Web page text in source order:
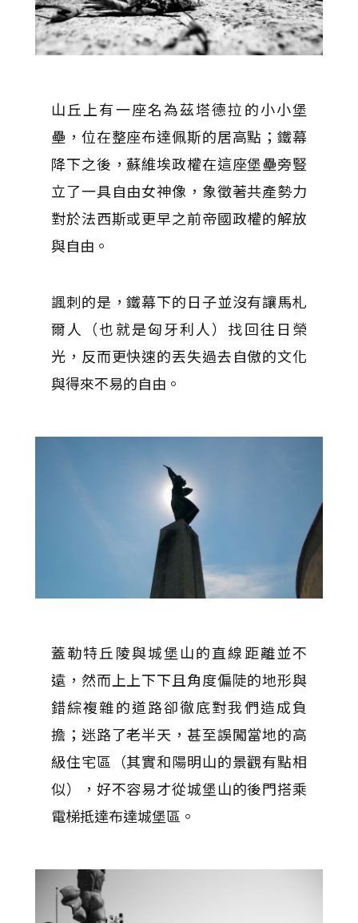
山丘上有一座名為茲塔德拉的小小堡
壘，位在整座布達佩斯的居高點；鐵幕
降下之後，蘇維埃政權在這座堡壘旁豎
立了一具自由女神像，象徵著共產勢力
對於法西斯或更早之前帝國政權的解放
與自由。
諷刺的是，鐵幕下的日子並沒有讓馬札
爾人（也就是匈牙利人）找回往日榮
光，反而更快速的丟失過去自傲的文化
與得來不易的自由。
蓋勒特丘陵與城堡山的直線距離並不
遠，然而上上下下且角度偏陡的地形與
錯綜複雜的道路卻徹底對我們造成負
擔；迷路了老半天，甚至誤闖當地的高
級住宅區（其實和陽明山的景觀有點相
似），好不容易才從城堡山的後門搭乘
電梯抵達布達城堡區。